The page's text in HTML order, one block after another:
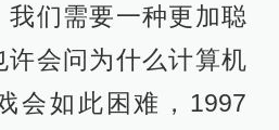
我们需要一种更加聪
许会问为什么计算机
会如此困难，1997